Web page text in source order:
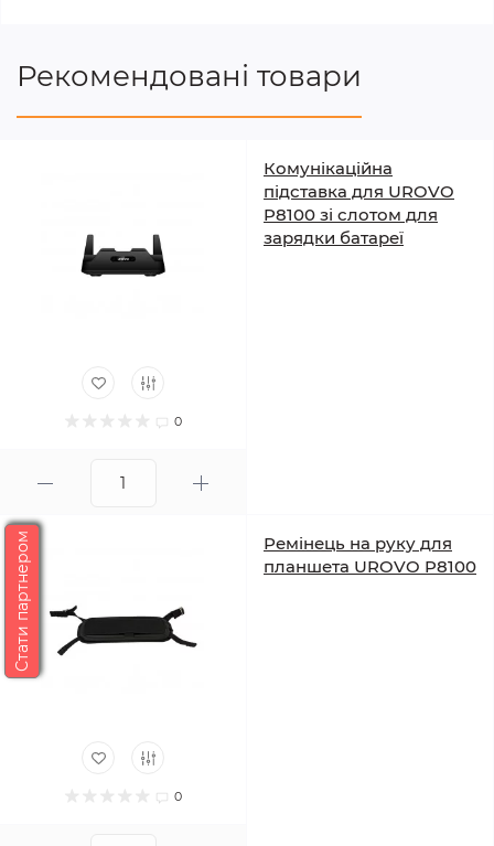
Рекомендовані товари
0
Комунікаційна
підставка для UROVO
P8100 зі слотом для
зарядки батареї
0
Ремінець на руку для
планшета UROVO P8100
Стати партнером